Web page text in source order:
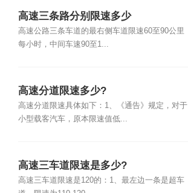
高速三条路分别限速多少
高速公路三条车道的最右侧车道限速60至90公里
每小时，中间车速90至1...
高速分道限速多少?
高速分道限速具体如下：1、《通告》规定，对于
小型载客汽车，原本限速值低...
高速三车道限速是多少?
高速三车道限速是120的：1、最左边一条是超车